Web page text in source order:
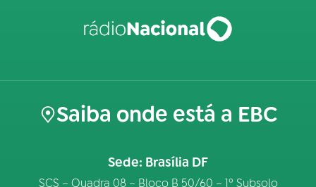
Saiba onde está a EBC
Sede: Brasília DF
SCS – Quadra 08 – Bloco B 50/60 – 1º Subsolo